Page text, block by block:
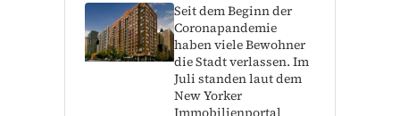
Seit dem Beginn der
Coronapandemie
haben viele Bewohner
die Stadt verlassen. Im
Juli standen laut dem
New Yorker
Immobilienportal